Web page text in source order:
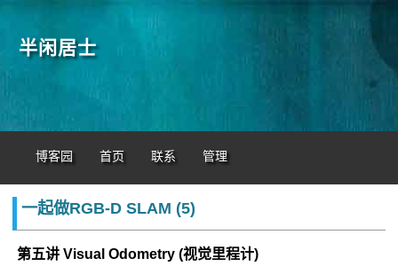
半闲居士
博客园 首页 联系 管理
一起做RGB-D SLAM (5)
第五讲 Visual Odometry (视觉里程计)